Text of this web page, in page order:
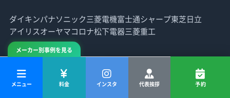
メーカー別事例を見る
メニュー 料金 インスタ 代表挨拶 予約
ダイキンパナソニック三菱電機富士通シャープ東芝日立
アイリスオーヤマコロナ松下電器三菱重工
すべての施工実績を見る